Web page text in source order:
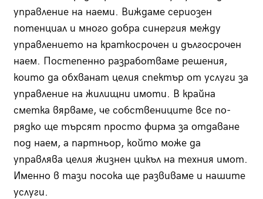
управление на наеми. Виждаме сериозен
потенциал и много добра синергия между
управлението на краткосрочен и дългосрочен
наем. Постепенно разработваме решения,
които да обхванат целия спектър от услуги за
управление на жилищни имоти. В крайна
сметка вярваме, че собствениците все по-
рядко ще търсят просто фирма за отдаване
под наем, а партньор, който може да
управлява целия жизнен цикъл на техния имот.
Именно в тази посока ще развиваме и нашите
услуги.